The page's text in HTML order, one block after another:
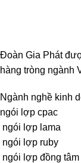
Đoàn Gia Phát
hàng tròng ngành
Ngành nghề kinh
ngói lợp cpac
ngói lợp lama
ngói lợp ruby
ngói lợp đồng tâm